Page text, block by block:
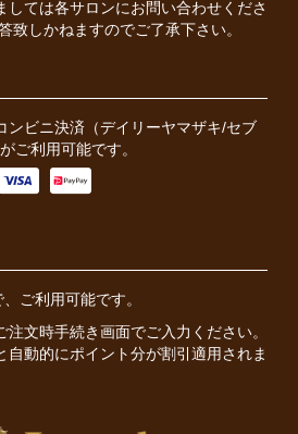
しては各サロンにお問い合わせくださ
致しかねますのでご了承下さい。
ンビニ決済（デイリーヤマザキ/セブ
ご利用可能です。
ご利用可能です。
注文時手続き画面でご入力ください。
自動的にポイント分が割引適用されま